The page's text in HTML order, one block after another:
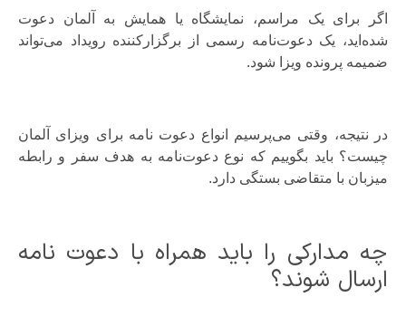
اگر برای یک مراسم، نمایشگاه یا همایش به آلمان دعوت
شده‌اید، یک دعوت‌نامه رسمی از برگزارکننده رویداد می‌تواند
ضمیمه پرونده ویزا شود.
در نتیجه، وقتی می‌پرسیم انواع دعوت نامه برای ویزای آلمان
چیست؟ باید بگوییم که نوع دعوت‌نامه به هدف سفر و رابطه
میزبان با متقاضی بستگی دارد.
چه مدارکی را باید همراه با دعوت نامه
ارسال شوند؟